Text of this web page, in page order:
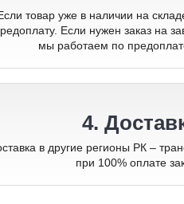
товар уже в наличии на
Если нужен заказ на
мы работаем по
4.
в другие регионы РК –
при 100% оплате